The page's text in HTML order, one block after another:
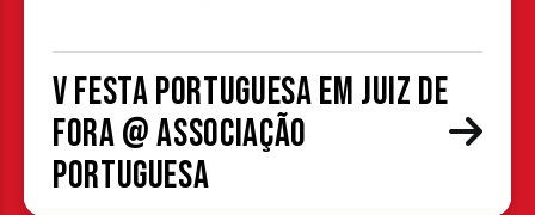
V Festa Portuguesa em Juiz de
Fora @ Associação
Portuguesa